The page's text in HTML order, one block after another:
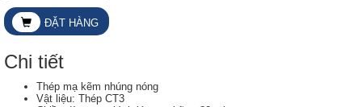
ĐẶT HÀNG
Chi tiết
Thép mạ kẽm nhúng nóng
Vật liệu: Thép CT3